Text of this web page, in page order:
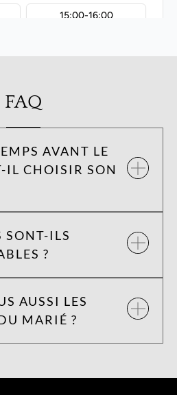
FAQ
AVANT LE
IL CHOISIR SON
SONT-ILS
?
AUSSI LES
MARIÉ ?